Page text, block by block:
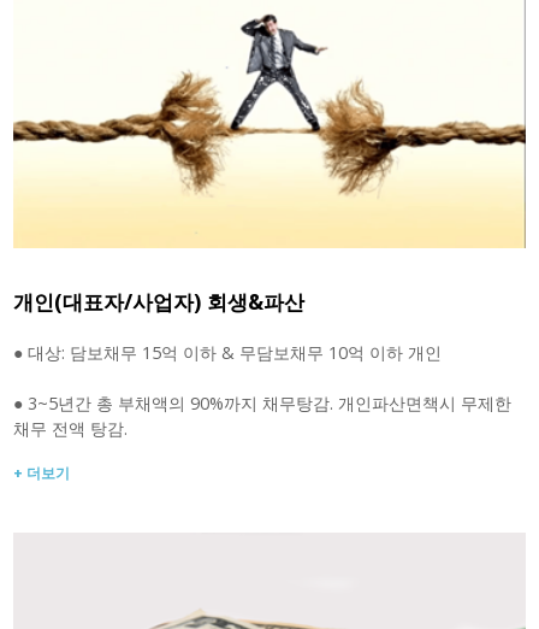
개인(대표자/사업자) 회생&파산
● 대상: 담보채무 15억 이하 & 무담보채무 10억 이하 개인
● 3~5년간 총 부채액의 90%까지 채무탕감. 개인파산면책시 무제한
채무 전액 탕감.
+ 더보기